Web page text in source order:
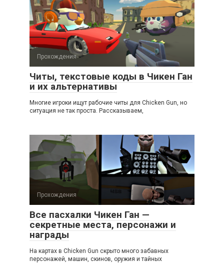
Прохождения
Читы, текстовые коды в Чикен Ган
и их альтернативы
Многие игроки ищут рабочие читы для Chicken Gun, но
ситуация не так проста. Рассказываем,
Прохождения
Все пасхалки Чикен Ган —
секретные места, персонажи и
награды
На картах в Chicken Gun скрыто много забавных
персонажей, машин, скинов, оружия и тайных